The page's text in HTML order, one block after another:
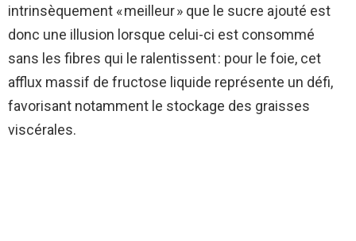
intrinsèquement « meilleur » que le sucre ajouté est
donc une illusion lorsque celui-ci est consommé
sans les fibres qui le ralentissent : pour le foie, cet
afflux massif de fructose liquide représente un défi,
favorisant notamment le stockage des graisses
viscérales.